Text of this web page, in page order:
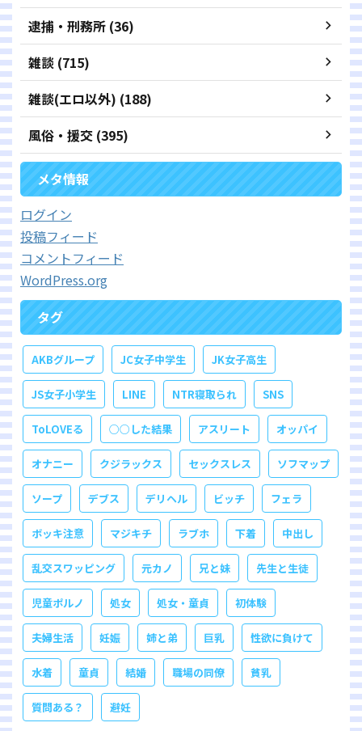
逮捕・刑務所 (36)
雑談 (715)
雑談(エロ以外) (188)
風俗・援交 (395)
メタ情報
ログイン
投稿フィード
コメントフィード
WordPress.org
タグ
AKBグループ JC女子中学生 JK女子高生
JS女子小学生 LINE NTR寝取られ SNS
ToLOVEる ○○した結果 アスリート オッパイ
オナニー クジラックス セックスレス ソフマップ
ソープ デブス デリヘル ビッチ フェラ
ボッキ注意 マジキチ ラブホ 下着 中出し
乱交スワッピング 元カノ 兄と妹 先生と生徒
児童ポルノ 処女 処女・童貞 初体験
夫婦生活 妊娠 姉と弟 巨乳 性欲に負けて
水着 童貞 結婚 職場の同僚 貧乳
質問ある？ 避妊